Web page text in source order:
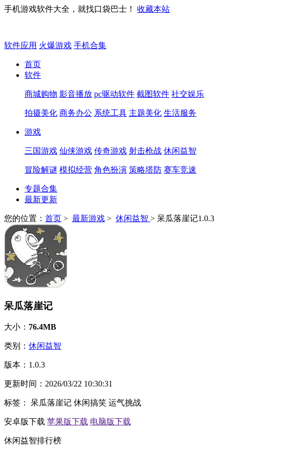
手机游戏软件大全，就找口袋巴士！ 收藏本站
软件应用 火爆游戏 手机合集
首页
软件
商城购物 影音播放 pc驱动软件 截图软件 社交娱乐
拍摄美化 商务办公 系统工具 主题美化 生活服务
游戏
三国游戏 仙侠游戏 传奇游戏 射击枪战 休闲益智
冒险解谜 模拟经营 角色扮演 策略塔防 赛车竞速
专题合集
最新更新
您的位置： 首页 > 最新游戏 > 休闲益智 > 呆瓜落崖记1.0.3
呆瓜落崖记
大小： 76.4MB
类别： 休闲益智
版本： 1.0.3
更新时间： 2026/03/22 10:30:31
标签： 呆瓜落崖记 休闲搞笑 运气挑战
安卓版下载 苹果版下载 电脑版下载
休闲益智排行榜